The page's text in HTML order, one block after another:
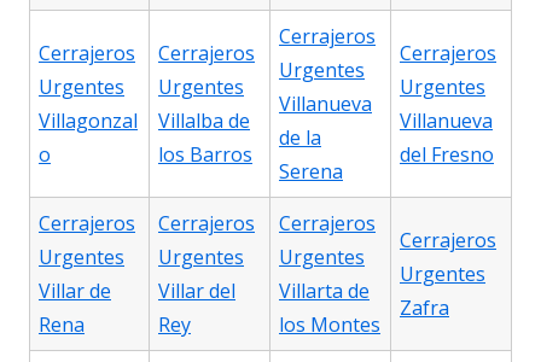
Cerrajeros
Urgentes
Villagonzal
o
Cerrajeros
Urgentes
Villalba de
los Barros
Cerrajeros
Urgentes
Villanueva
de la
Serena
Cerrajeros
Urgentes
Villanueva
del Fresno
Cerrajeros
Urgentes
Villar de
Rena
Cerrajeros
Urgentes
Villar del
Rey
Cerrajeros
Urgentes
Villarta de
los Montes
Cerrajeros
Urgentes
Zafra